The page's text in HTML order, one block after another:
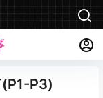
(P1-P3)